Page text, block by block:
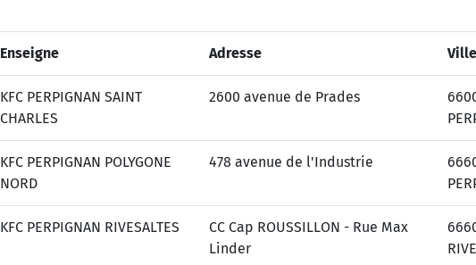
Enseigne Adresse Ville
KFC PERPIGNAN SAINT
CHARLES
2600 avenue de Prades
KFC PERPIGNAN POLYGONE
NORD
478 avenue de l'Industrie
KFC PERPIGNAN RIVESALTES
CC Cap ROUSSILLON - Rue Max
Linder